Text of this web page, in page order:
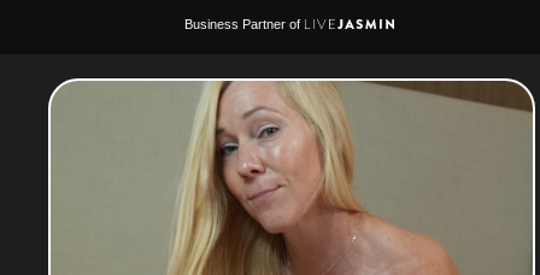
Business Partner of